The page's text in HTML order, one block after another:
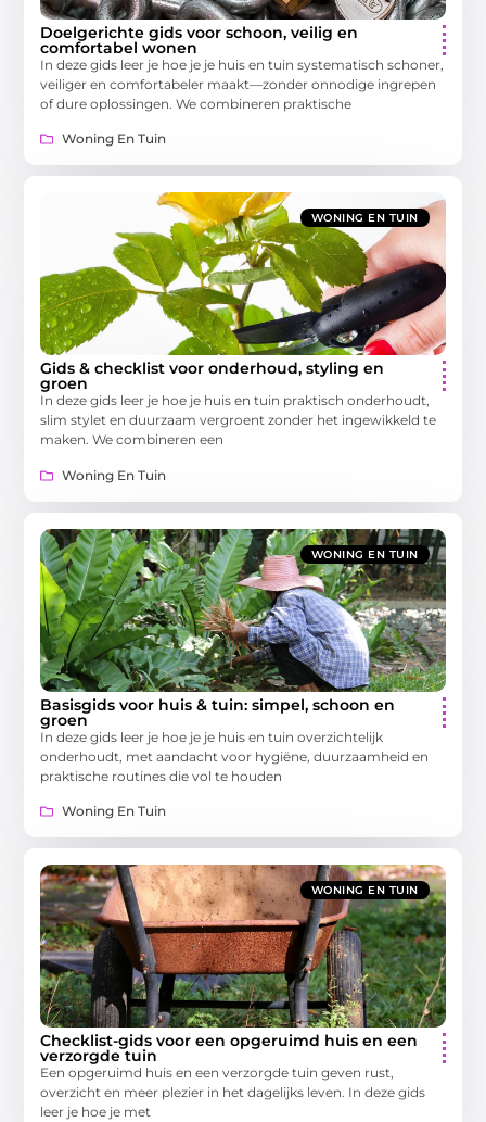
Doelgerichte gids voor schoon, veilig en
comfortabel wonen
In deze gids leer je hoe je je huis en tuin systematisch schoner,
veiliger en comfortabeler maakt—zonder onnodige ingrepen
of dure oplossingen. We combineren praktische
Woning En Tuin
WONING EN TUIN
Gids & checklist voor onderhoud, styling en
groen
In deze gids leer je hoe je huis en tuin praktisch onderhoudt,
slim stylet en duurzaam vergroent zonder het ingewikkeld te
maken. We combineren een
Woning En Tuin
WONING EN TUIN
Basisgids voor huis & tuin: simpel, schoon en
groen
In deze gids leer je hoe je je huis en tuin overzichtelijk
onderhoudt, met aandacht voor hygiëne, duurzaamheid en
praktische routines die vol te houden
Woning En Tuin
WONING EN TUIN
Checklist-gids voor een opgeruimd huis en een
verzorgde tuin
Een opgeruimd huis en een verzorgde tuin geven rust,
overzicht en meer plezier in het dagelijks leven. In deze gids
leer je hoe je met